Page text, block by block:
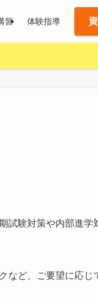
習 体験指導
試験対策や内部進学
など、ご要望に応じ